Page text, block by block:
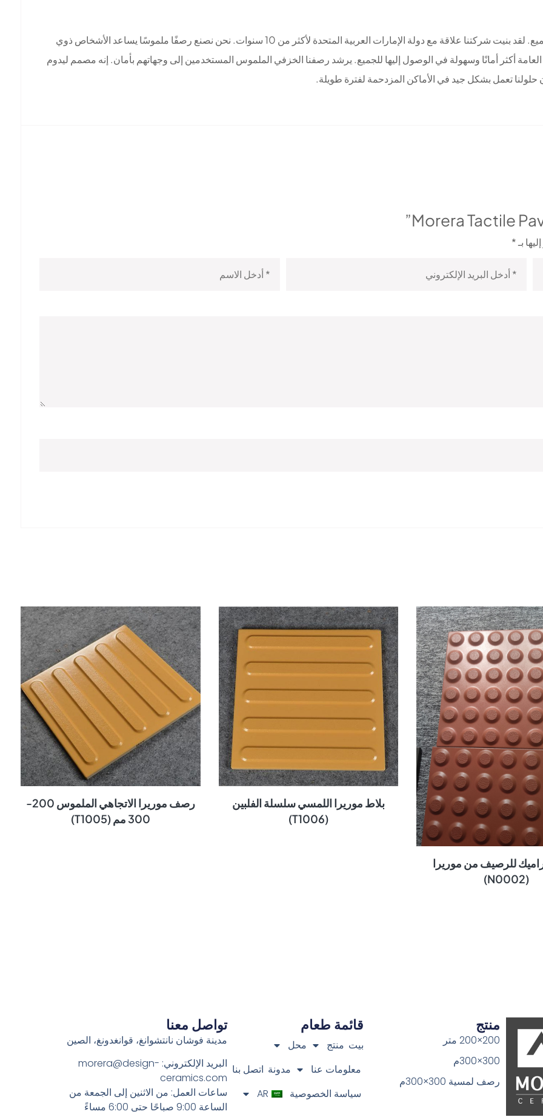
تتمحور شركة موريرا سيراميك حول توفير رصف ملموس للجميع. لقد بنيت شركتنا علاقة مع دولة الإمارات العربية المتحدة لأكثر من 10 سنوات. نحن نصنع رصفًا ملموسًا يساعد الأشخاص ذوي
العامة أكثر أمانًا وسهولة في الوصول إليها للجميع. يرشد رصفنا الخزفي الملموس المستخدمين إلى وجهاتهم بأمان. إنه مصمم ليدوم
تعمل بشكل جيد في الأماكن المزدحمة لفترة طويلة.
بـ*
للرصيف من موريرا
(N0002)
بلاط موريرا اللمسي سلسلة الفلبين
(T1006)
رصف موريرا الاتجاهي الملموس 200-
300 مم (T1005)
منتج
200×200 متر
300×300م
رصف لمسية 300×300م
قائمة طعام
بيت منتج
محل
معلومات عنا
مدونة اتصل بنا
سياسة الخصوصية
AR
تواصل معنا
مدينة فوشان نانتشوانغ، قوانغدونغ، الصين
البريد الإلكتروني: morera@design-
ceramics.com
ساعات العمل: من الاثنين إلى الجمعة من
الساعة 9:00 صباحًا حتى 6:00 مساءً